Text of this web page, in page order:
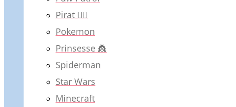
Pirat 🏴‍☠️
Pokemon
Prinsesse 👸
Spiderman
Star Wars
Minecraft